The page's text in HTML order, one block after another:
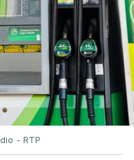
- RTP